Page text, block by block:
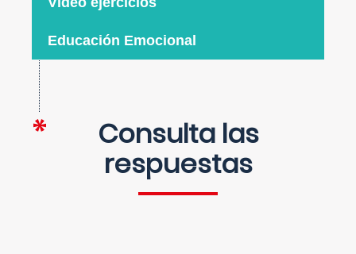
Educación Emocional
Consulta las
respuestas